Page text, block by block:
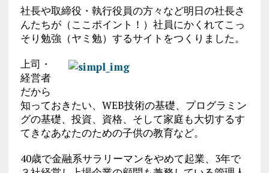
社長や取締役・執行役員の方々など明日の社長さ
んたちが（ここポイント！）社員にかくれてこっ
そり勉強（ヤミ勉）するサイトをつくりました。
上司・
経営者
だから
知っておきたい、WEB技術の基礎、プログラミン
グの基礎、投資、資格、そして家庭も大切するす
てきなあなたのための子供の教育など。
40歳で金融系サラリーマンをやめて起業、3年で